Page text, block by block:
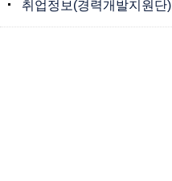
취업정보(경력개발지원단)